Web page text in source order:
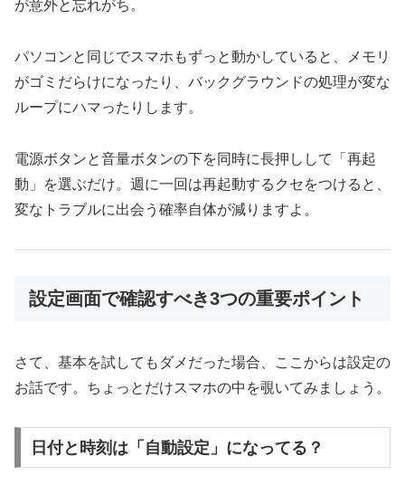
が意外と忘れがち。
パソコンと同じでスマホもずっと動かしていると、メモリ
がゴミだらけになったり、バックグラウンドの処理が変な
ループにハマったりします。
電源ボタンと音量ボタンの下を同時に長押しして「再起
動」を選ぶだけ。週に一回は再起動するクセをつけると、
変なトラブルに出会う確率自体が減りますよ。
設定画面で確認すべき3つの重要ポイント
さて、基本を試してもダメだった場合、ここからは設定の
お話です。ちょっとだけスマホの中を覗いてみましょう。
日付と時刻は「自動設定」になってる？